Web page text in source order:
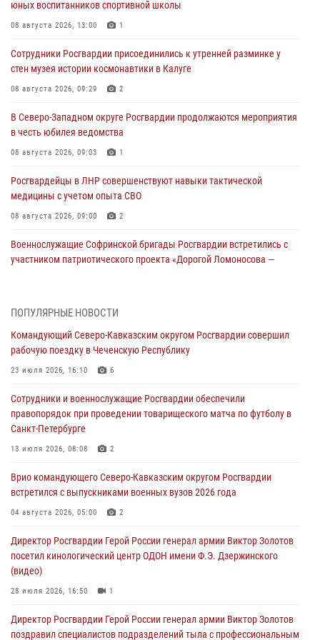
юных воспитанников спортивной школы
08 августа 2026, 13:00 1
Сотрудники Росгвардии присоединились к утренней разминке у
стен музея истории космонавтики в Калуге
08 августа 2026, 09:29 2
В Северо-Западном округе Росгвардии продолжаются мероприятия
в честь юбилея ведомства
08 августа 2026, 09:03 1
Росгвардейцы в ЛНР совершенствуют навыки тактической
медицины с учетом опыта СВО
08 августа 2026, 09:00 2
Военнослужащие Софринской бригады Росгвардии встретились с
участником патриотического проекта «Дорогой Ломоносова —
настольному теннису ко Дню физкультурника
08 августа 2026, 07:00
Кузбассе
08 августа 2026, 07:00
ОМОН «Ойрат» Управления Росгвардии по Республике Калмыкия
08 августа 2026, 07:00
В Москве росгвардейцы оказали помощь медикам и девушке с
08 августа 2026, 06:32 1
ПОПУЛЯРНЫЕ НОВОСТИ
Командующий Северо-Кавказским округом Росгвардии совершил
рабочую поездку в Чеченскую Республику
23 июля 2026, 16:10 6
Сотрудники и военнослужащие Росгвардии обеспечили
правопорядок при проведении товарищеского матча по футболу в
Санкт-Петербурге
13 июля 2026, 08:08 2
Врио командующего Северо-Кавказским округом Росгвардии
встретился с выпускниками военных вузов 2026 года
04 августа 2026, 05:00 2
Директор Росгвардии Герой России генерал армии Виктор Золотов
посетил кинологический центр ОДОН имени Ф.Э. Дзержинского
(видео)
28 июля 2026, 16:50 1
Директор Росгвардии Герой России генерал армии Виктор Золотов
поздравил специалистов подразделений тыла с профессиональным